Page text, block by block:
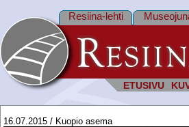
ETUSIVU
Resiina-lehti
16.07.2015 / Kuopio asema